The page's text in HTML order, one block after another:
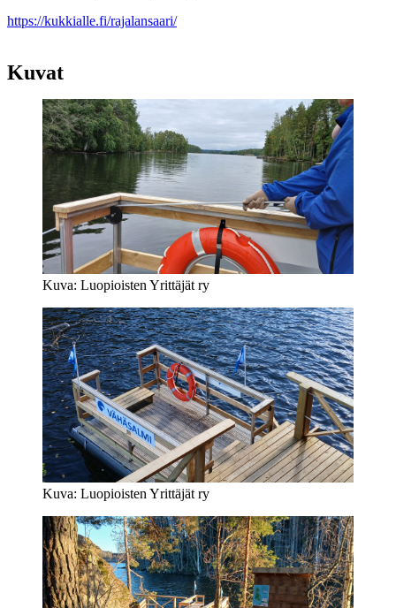
https://kukkialle.fi/rajalansaari/
Kuvat
Kuva: Luopioisten Yrittäjät ry
Kuva: Luopioisten Yrittäjät ry